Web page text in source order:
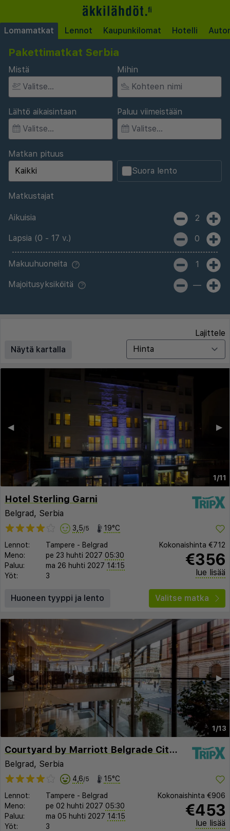
Lomamatkat Lennot Kaupunkilomat Hotelli
Pakettimatkat Serbia
Mistä Mihin
Lähtö aikaisintaan Paluu viimeistään
Matkan pituus
Suora lento
Matkustajat
Aikuisia 2
Lapsia (0 - 17 v.) 0
Makuuhuoneita 1
Majoitusyksiköitä —
Näytä kartalla
Lajittele
1/11
▶︎
◀︎
Hotel Sterling Garni
Belgrad, Serbia
3,5/5 19°C
Lennot: Tampere - Belgrad
Meno:
pe 23 huhti 2027 05:30
Paluu:
ma 26 huhti 2027 14:15
Yöt:
3
Kokonaishinta €712
€356
lue lisää
Huoneen tyyppi ja lento Valitse matka
1/13
▶︎
◀︎
Courtyard by Marriott Belgrade City Center
Belgrad, Serbia
4,6/5 15°C
Lennot: Tampere - Belgrad
Meno:
pe 02 huhti 2027 05:30
Paluu:
ma 05 huhti 2027 14:15
Yöt:
3
Kokonaishinta €906
€453
lue lisää